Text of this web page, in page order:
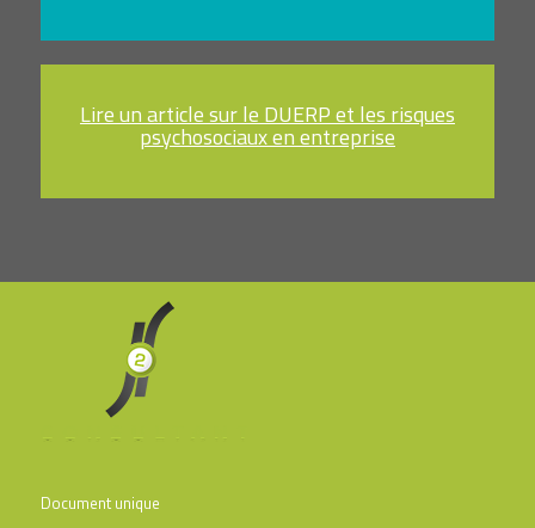
Lire un article sur le DUERP et les risques
psychosociaux en entreprise
Document unique